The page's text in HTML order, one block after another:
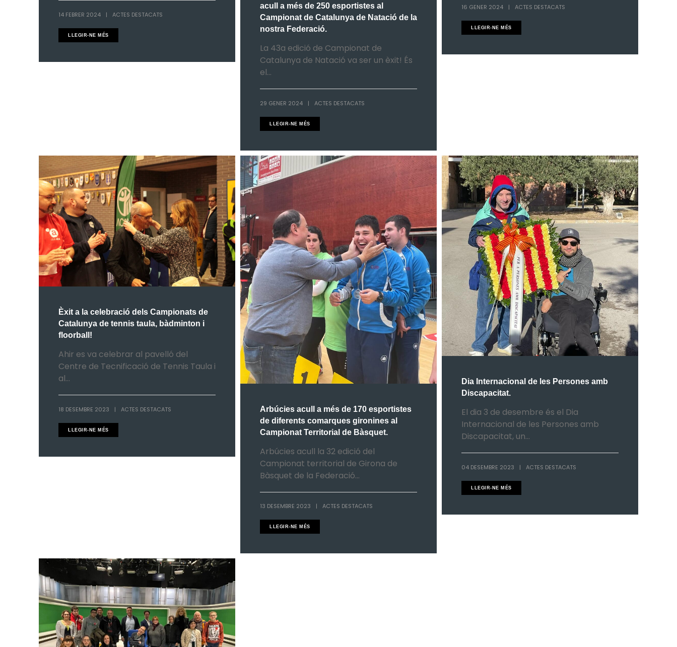
14 FEBRER 2024 | ACTES DESTACATS
LLEGIR-NE MÉS
acull a més de 250 esportistes al
Campionat de Catalunya de Natació de la
nostra Federació.
La 43a edició de Campionat de
Catalunya de Natació va ser un èxit! És
el...
29 GENER 2024 | ACTES DESTACATS
LLEGIR-NE MÉS
16 GENER 2024 | ACTES DESTACATS
LLEGIR-NE MÉS
Èxit a la celebració dels Campionats de
Catalunya de tennis taula, bàdminton i
floorball!
Ahir es va celebrar al pavelló del
Centre de Tecnificació de Tennis Taula i
al...
18 DESEMBRE 2023 | ACTES DESTACATS
LLEGIR-NE MÉS
Arbúcies acull a més de 170 esportistes
de diferents comarques gironines al
Campionat Territorial de Bàsquet.
Arbúcies acull la 32 edició del
Campionat territorial de Girona de
Bàsquet de la Federació...
13 DESEMBRE 2023 | ACTES DESTACATS
LLEGIR-NE MÉS
Dia Internacional de les Persones amb
Discapacitat.
El dia 3 de desembre és el Dia
Internacional de les Persones amb
Discapacitat, un...
04 DESEMBRE 2023 | ACTES DESTACATS
LLEGIR-NE MÉS